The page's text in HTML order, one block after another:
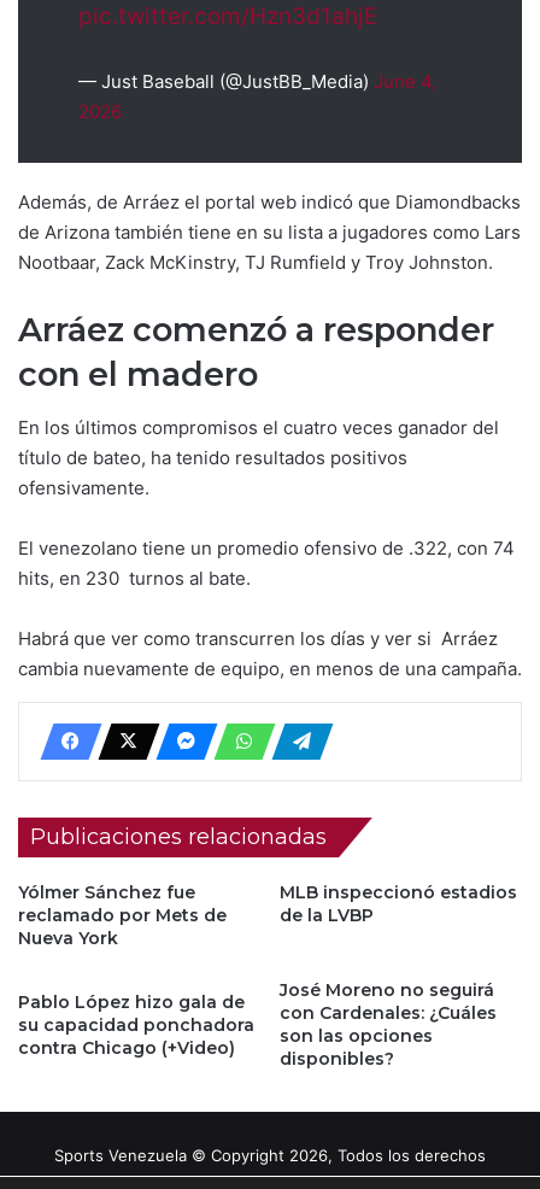
pic.twitter.com/Hzn3d1ahjE
— Just Baseball (@JustBB_Media) June 4,
2026
Además, de Arráez el portal web indicó que Diamondbacks
de Arizona también tiene en su lista a jugadores como Lars
Nootbaar, Zack McKinstry, TJ Rumfield y Troy Johnston.
Arráez comenzó a responder
con el madero
En los últimos compromisos el cuatro veces ganador del
título de bateo, ha tenido resultados positivos
ofensivamente.
El venezolano tiene un promedio ofensivo de .322, con 74
hits, en 230 turnos al bate.
Habrá que ver como transcurren los días y ver si Arráez
cambia nuevamente de equipo, en menos de una campaña.
Publicaciones relacionadas
Yólmer Sánchez fue
reclamado por Mets de
Nueva York
MLB inspeccionó estadios
de la LVBP
Pablo López hizo gala de
su capacidad ponchadora
contra Chicago (+Video)
José Moreno no seguirá
con Cardenales: ¿Cuáles
son las opciones
disponibles?
Sports Venezuela © Copyright 2026, Todos los derechos